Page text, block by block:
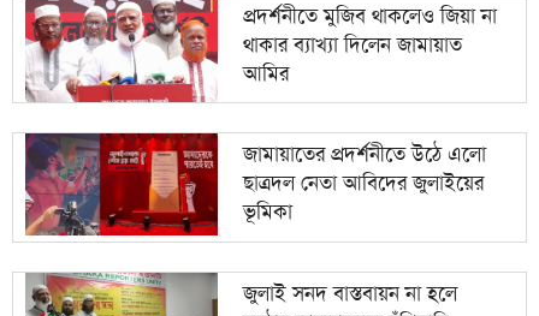
প্রদর্শনীতে মুজিব থাকলেও জিয়া না
থাকার ব্যাখ্যা দিলেন জামায়াত
আমির
জামায়াতের প্রদর্শনীতে উঠে এলো
ছাত্রদল নেতা আবিদের জুলাইয়ের
ভূমিকা
জুলাই সনদ বাস্তবায়ন না হলে